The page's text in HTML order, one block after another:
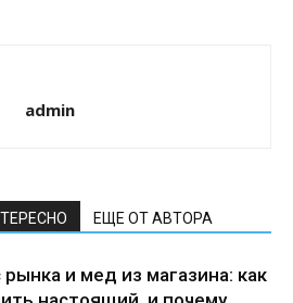
admin
ЕЩЕ ОТ АВТОРА
и мед из магазина: как